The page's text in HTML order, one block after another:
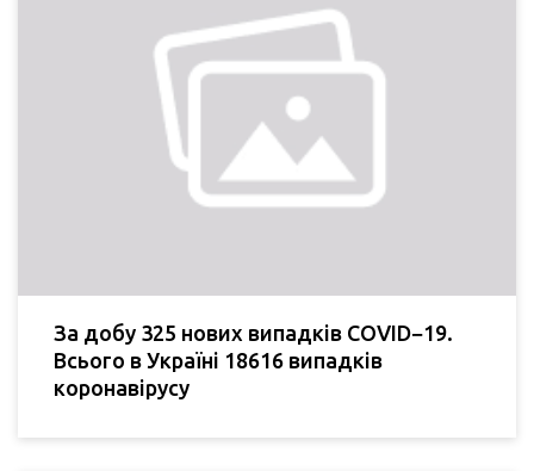
За добу 325 нових випадків COVID−19.
Всього в Україні 18616 випадків
коронавірусу